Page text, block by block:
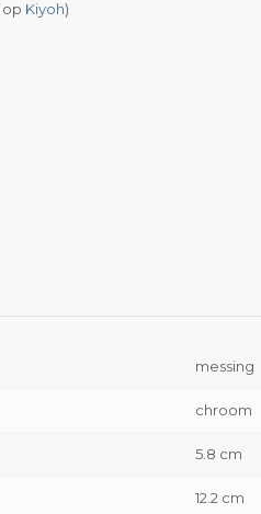
op Kiyoh)
messing
chroom
5.8 cm
12.2 cm